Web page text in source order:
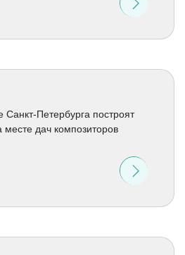
Петербурга построят
дач композиторов